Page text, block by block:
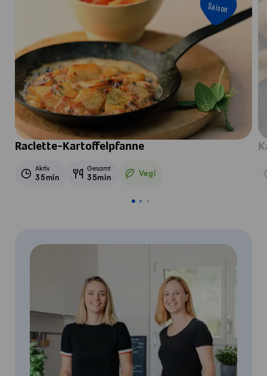
Saison
Raclette-Kartoffelpfanne
Aktiv
35min
Gesamt
35min Vegi
Vegetarisch